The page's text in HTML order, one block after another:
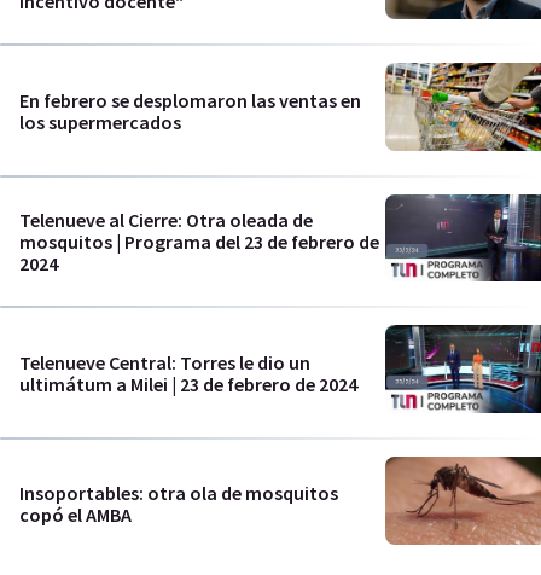
En febrero se desplomaron las ventas en
los supermercados
Telenueve al Cierre: Otra oleada de
mosquitos | Programa del 23 de febrero de
2024
Telenueve Central: Torres le dio un
ultimátum a Milei | 23 de febrero de 2024
Insoportables: otra ola de mosquitos
copó el AMBA